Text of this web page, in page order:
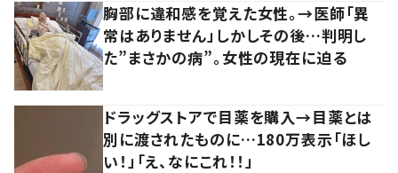
胸部に違和感を覚えた女性。→医師「異
常はありません」しかしその後…判明し
た”まさかの病”。女性の現在に迫る
ドラッグストアで目薬を購入→目薬とは
別に渡されたものに…180万表示「ほし
い！」「え、なにこれ！！」